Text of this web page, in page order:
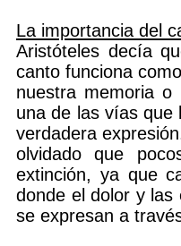
La importancia del
Aristóteles decía
canto funciona
nuestra memoria
una de las vías que
verdadera
olvidado que
extinción, ya que
donde el dolor y las
se expresan a